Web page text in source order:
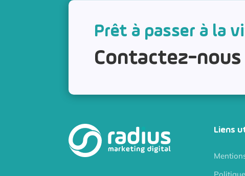
Prêt à passer à la
Contactez-nous
Liens